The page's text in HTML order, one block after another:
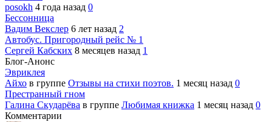
posokh 4 года назад 0
Бессонница
Вадим Векслер 6 лет назад 2
Автобус. Пригородный рейс № 1
Сергей Кабских 8 месяцев назад 1
Блог-Анонс
Эвриклея
Айхо в группе Отзывы на стихи поэтов. 1 месяц назад 0
Престранный гном
Галина Скударёва в группе Любимая книжка 1 месяц назад 0
Комментарии